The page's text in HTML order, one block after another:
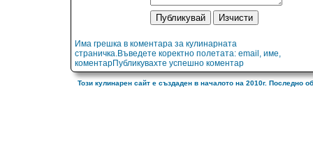
Има грешка в коментара за кулинарната
страничка.Въведете коректно полетата: email, име,
коментарПубликувахте успешно коментар
Този кулинарен сайт е създаден в началото на 2010г. Последно